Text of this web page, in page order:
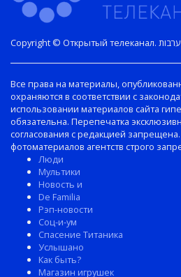
Все права на материалы,
охраняются в соответствии с
использовании материалов сайта
обязательна. Перепечатка
согласования с редакцией
фотоматериалов агентств строго
Люди
Мультики
Новость и
De Familia
Рэп-новости
Соц-и-ум
Спасение Титаника
Услышано
Как быть?
Магазин игрушек